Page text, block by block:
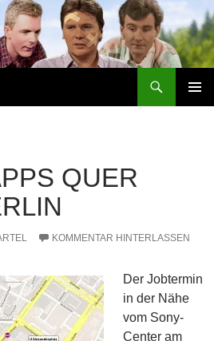
QUER
KOMMENTAR HINTERLASSEN
Der Jobtermin
in der Nähe
vom Sony-
Center am